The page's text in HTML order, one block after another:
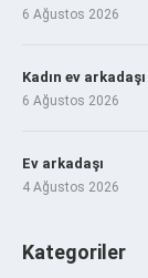
6 Ağustos 2026
Kadın ev
6 Ağustos 2026
Ev arkadaşı
4 Ağustos 2026
Kategoriler